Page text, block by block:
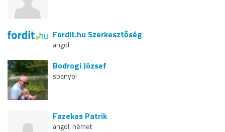
Fordit.hu Szerkesztőség
angol
Bodrogi József
spanyol
Fazekas Patrik
angol, német